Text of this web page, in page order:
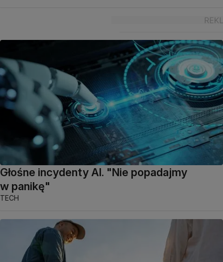
Głośne incydenty AI. "Nie popadajmy
w panikę"
TECH